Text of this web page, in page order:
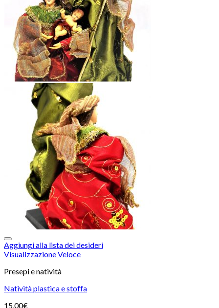
Aggiungi alla lista dei desideri
Visualizzazione Veloce
Presepi e natività
Natività plastica e stoffa
15,00€